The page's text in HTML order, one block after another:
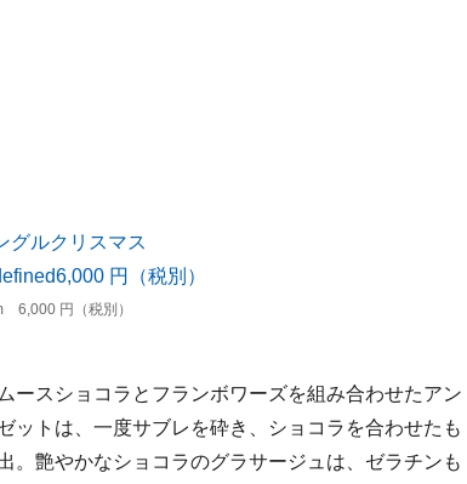
6,000 円（税別）
ースショコラとフランボワーズを組み合わせたアン
ットは、一度サブレを砕き、ショコラを合わせたも
。艶やかなショコラのグラサージュは、ゼラチンも